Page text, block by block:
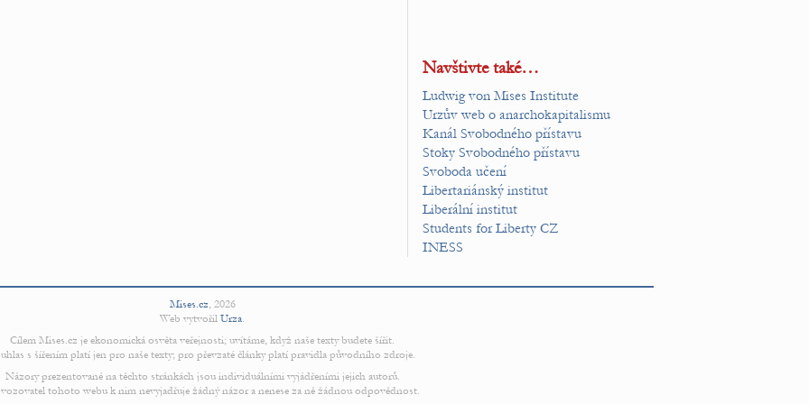
Navštivte také…
Ludwig von Mises Institute
Urzův web o anarchokapitalismu
Kanál Svobodného přístavu
Stoky Svobodného přístavu
Svoboda učení
Libertariánský institut
Liberální institut
Students for Liberty CZ
INESS
Mises.cz, 2026
Web vytvořil Urza.
Cílem Mises.cz je ekonomická osvěta veřejnosti; uvítáme, když naše texty budete šířit.
s šířením platí jen pro naše texty; pro převzaté články platí pravidla původního zdroje.
Názory prezentované na těchto stránkách jsou individuálními vyjádřeními jejich autorů.
tohoto webu k nim nevyjadřuje žádný názor a nenese za ně žádnou odpovědnost.